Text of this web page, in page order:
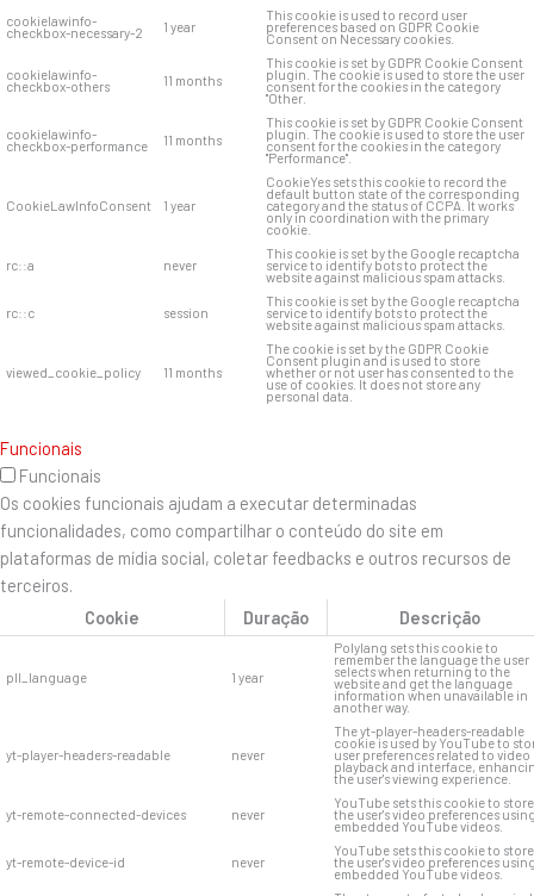
cookielawinfo-
checkbox-necessary-2 1 year
This cookie is used to record user
preferences based on GDPR Cookie
Consent on Necessary cookies.
cookielawinfo-
checkbox-others 11 months
This cookie is set by GDPR Cookie Consent
plugin. The cookie is used to store the user
consent for the cookies in the category
"Other.
cookielawinfo-
checkbox-performance 11 months
This cookie is set by GDPR Cookie Consent
plugin. The cookie is used to store the user
consent for the cookies in the category
"Performance".
CookieLawInfoConsent 1 year
CookieYes sets this cookie to record the
default button state of the corresponding
category and the status of CCPA. It works
only in coordination with the primary
cookie.
rc::a never
This cookie is set by the Google recaptcha
service to identify bots to protect the
website against malicious spam attacks.
rc::c session
This cookie is set by the Google recaptcha
service to identify bots to protect the
website against malicious spam attacks.
viewed_cookie_policy 11 months
The cookie is set by the GDPR Cookie
Consent plugin and is used to store
whether or not user has consented to the
use of cookies. It does not store any
personal data.
Funcionais
Funcionais
Os cookies funcionais ajudam a executar determinadas
funcionalidades, como compartilhar o conteúdo do site em
plataformas de mídia social, coletar feedbacks e outros recursos de
terceiros.
Cookie
Duração Descrição
pll_language 1 year
Polylang sets this cookie to
remember the language the user
selects when returning to the
website and get the language
information when unavailable in
another way.
yt-player-headers-readable never
The yt-player-headers-readable
cookie is used by YouTube to
user preferences related to video
playback and interface,
the user's viewing experience.
yt-remote-connected-devices never
YouTube sets this cookie to store
the user's video preferences
embedded YouTube videos.
yt-remote-device-id never
YouTube sets this cookie to store
the user's video preferences
embedded YouTube videos.